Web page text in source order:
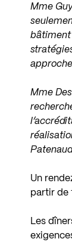
Mme
bâtiment
Mme
Un
partir de
Les